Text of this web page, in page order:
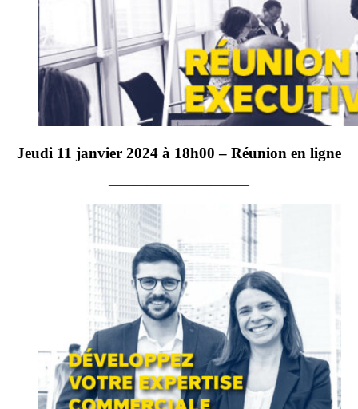
Jeudi 11 janvier 2024 à 18h00 – Réunion en ligne
———————————